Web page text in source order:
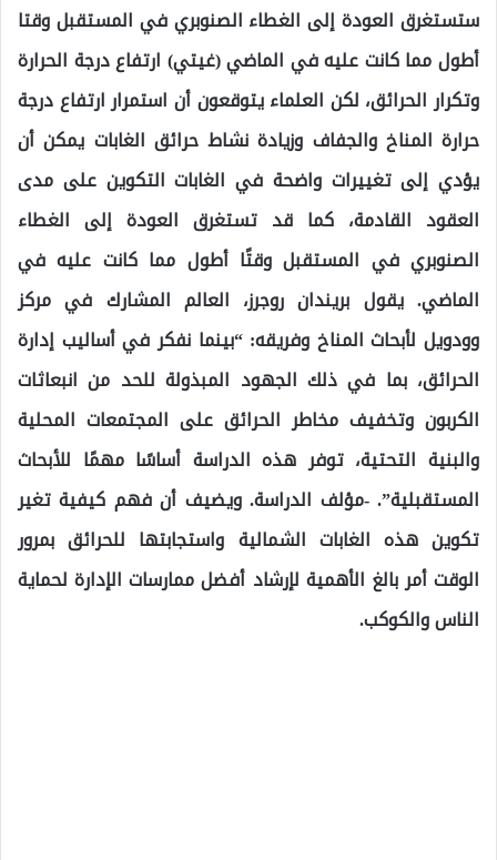
ستستغرق العودة إلى الغطاء الصنوبري في المستقبل وقتا
أطول مما كانت عليه في الماضي (غيتي) ارتفاع درجة الحرارة
وتكرار الحرائق، لكن العلماء يتوقعون أن استمرار ارتفاع درجة
حرارة المناخ والجفاف وزيادة نشاط حرائق الغابات يمكن أن
يؤدي إلى تغييرات واضحة في الغابات التكوين على مدى
العقود القادمة، كما قد تستغرق العودة إلى الغطاء
الصنوبري في المستقبل وقتًا أطول مما كانت عليه في
الماضي. يقول بريندان روجرز، العالم المشارك في مركز
وودويل لأبحاث المناخ وفريقه: “بينما نفكر في أساليب إدارة
الحرائق، بما في ذلك الجهود المبذولة للحد من انبعاثات
الكربون وتخفيف مخاطر الحرائق على المجتمعات المحلية
والبنية التحتية، توفر هذه الدراسة أساسًا مهمًا للأبحاث
المستقبلية”. -مؤلف الدراسة. ويضيف أن فهم كيفية تغير
تكوين هذه الغابات الشمالية واستجابتها للحرائق بمرور
الوقت أمر بالغ الأهمية لإرشاد أفضل ممارسات الإدارة لحماية
الناس والكوكب.